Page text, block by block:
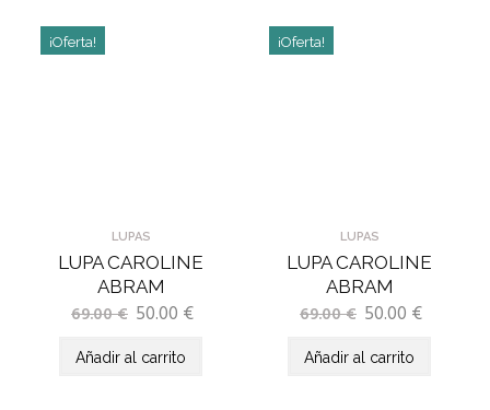
LUPAS
LUPA CAROLINE
ABRAM
69.00€ 50.00 €
¡Oferta!
Añadir al carrito
LUPAS
LUPA CAROLINE
ABRAM
69.00€ 50.00 €
¡Oferta!
Añadir al carrito